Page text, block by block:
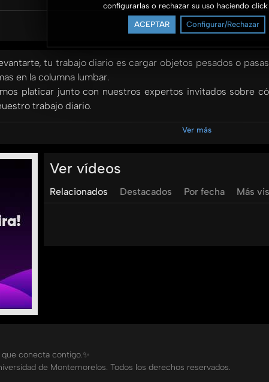
configurarlas o rechazar su uso haciendo click
ACEPTAR Configurar/Rechazar
tu trabajo diario es cargar objetos pesados o
en la columna lumbar.
platicar junto con nuestros expertos invitados sobre
trabajo diario.
sanamente hospital
Ver más
Ver vídeos
Relacionados Destacados Por fecha Más
conecta contigo.✨
de Montemorelos. Todos los derechos reservados.